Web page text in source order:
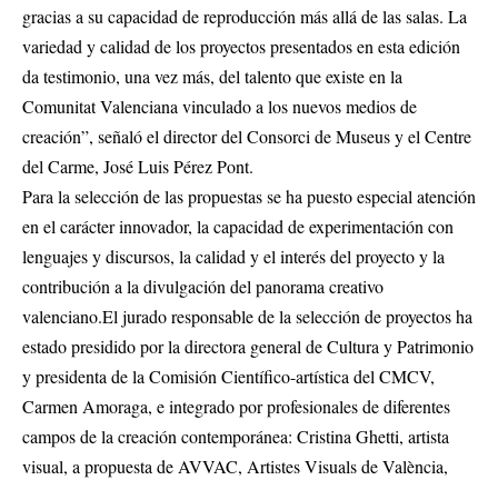
gracias a su capacidad de reproducción más allá de las salas. La
variedad y calidad de los proyectos presentados en esta edición
da testimonio, una vez más, del talento que existe en la
Comunitat Valenciana vinculado a los nuevos medios de
creación”, señaló el director del Consorci de Museus y el Centre
del Carme, José Luis Pérez Pont.
Para la selección de las propuestas se ha puesto especial atención
en el carácter innovador, la capacidad de experimentación con
lenguajes y discursos, la calidad y el interés del proyecto y la
contribución a la divulgación del panorama creativo
valenciano.El jurado responsable de la selección de proyectos ha
estado presidido por la directora general de Cultura y Patrimonio
y presidenta de la Comisión Científico-artística del CMCV,
Carmen Amoraga, e integrado por profesionales de diferentes
campos de la creación contemporánea: Cristina Ghetti, artista
visual, a propuesta de AVVAC, Artistes Visuals de València,